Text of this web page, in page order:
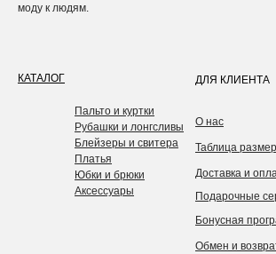
КАТАЛОГ
моду к людям.
О нас
Таблица
Доставка и
ДЛЯ КЛИЕНТА
Обмен и
Бонусная
Подарочные
Пальто и куртки
Рубашки и лонгсливы
Блейзеры и свитера
Платья
Юбки и брюки
Аксессуары